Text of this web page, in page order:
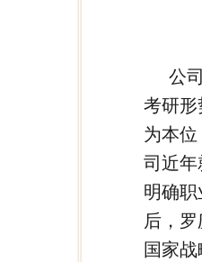
公
考研
为本
司近
明确
后，
国家